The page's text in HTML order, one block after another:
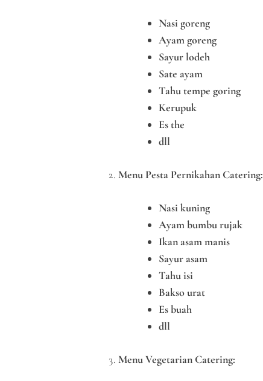
Nasi goreng
Ayam goreng
Sayur lodeh
Sate ayam
Tahu tempe goring
Kerupuk
Es the
dll
Menu Pesta Pernikahan Catering:
Nasi kuning
Ayam bumbu rujak
Ikan asam manis
Sayur asam
Tahu isi
Bakso urat
Es buah
dll
Menu Vegetarian Catering: